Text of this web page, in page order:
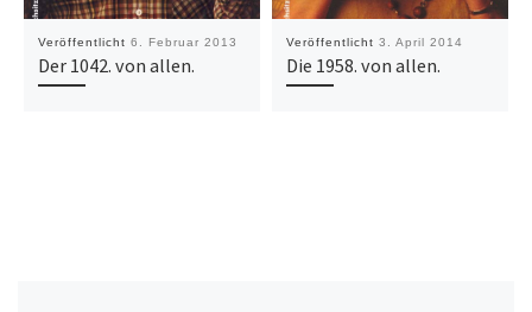
Veröffentlicht 6. Februar 2013
Der 1042. von allen.
Veröffentlicht 3. April 2014
Die 1958. von allen.